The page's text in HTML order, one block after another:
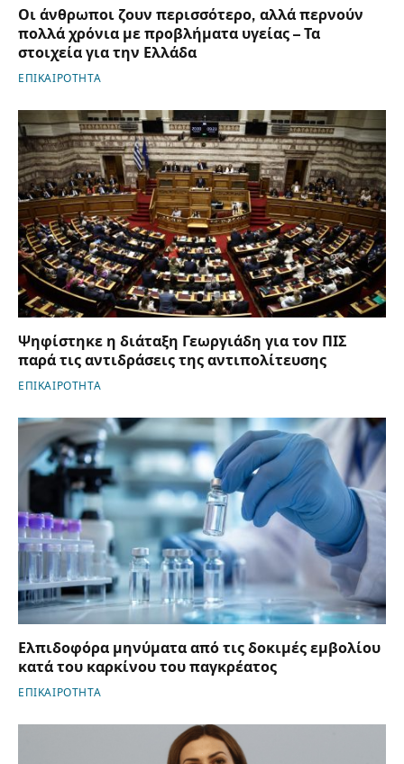
Οι άνθρωποι ζουν περισσότερο, αλλά περνούν
πολλά χρόνια με προβλήματα υγείας – Τα
στοιχεία για την Ελλάδα
ΕΠΙΚΑΙΡΟΤΗΤΑ
Ψηφίστηκε η διάταξη Γεωργιάδη για τον ΠΙΣ
παρά τις αντιδράσεις της αντιπολίτευσης
ΕΠΙΚΑΙΡΟΤΗΤΑ
Ελπιδοφόρα μηνύματα από τις δοκιμές εμβολίου
κατά του καρκίνου του παγκρέατος
ΕΠΙΚΑΙΡΟΤΗΤΑ